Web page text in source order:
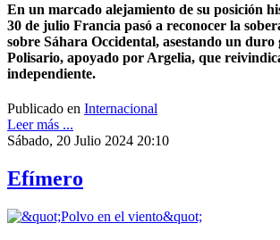
En un marcado alejamiento de su posición
30 de julio Francia pasó a reconocer la
sobre Sáhara Occidental, asestando un duro
Polisario, apoyado por Argelia, que
independiente.
Publicado en Internacional
Leer más ...
Sábado, 20 Julio 2024 20:10
Efímero